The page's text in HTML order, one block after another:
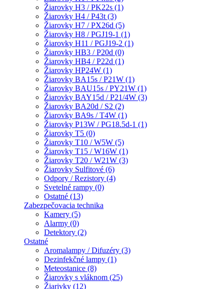
Žiarovky H3 / PK22s (1)
Žiarovky H4 / P43t (3)
Žiarovky H7 / PX26d (5)
Žiarovky H8 / PGJ19-1 (1)
Žiarovky H11 / PGJ19-2 (1)
Žiarovky HB3 / P20d (0)
Žiarovky HB4 / P22d (1)
Žiarovky HP24W (1)
Žiarovky BA15s / P21W (1)
Žiarovky BAU15s / PY21W (1)
Žiarovky BAY15d / P21/4W (3)
Žiarovky BA20d / S2 (2)
Žiarovky BA9s / T4W (1)
Žiarovky P13W / PG18.5d-1 (1)
Žiarovky T5 (0)
Žiarovky T10 / W5W (5)
Žiarovky T15 / W16W (1)
Žiarovky T20 / W21W (3)
Žiarovky Sulfitové (6)
Odpory / Rezistory (4)
Svetelné rampy (0)
Ostatné (13)
Zabezpečovacia technika
Kamery (5)
Alarmy (0)
Detektory (2)
Ostatné
Aromalampy / Difuzéry (3)
Dezinfekčné lampy (1)
Meteostanice (8)
Žiarovky s vláknom (25)
Žiarivky (12)